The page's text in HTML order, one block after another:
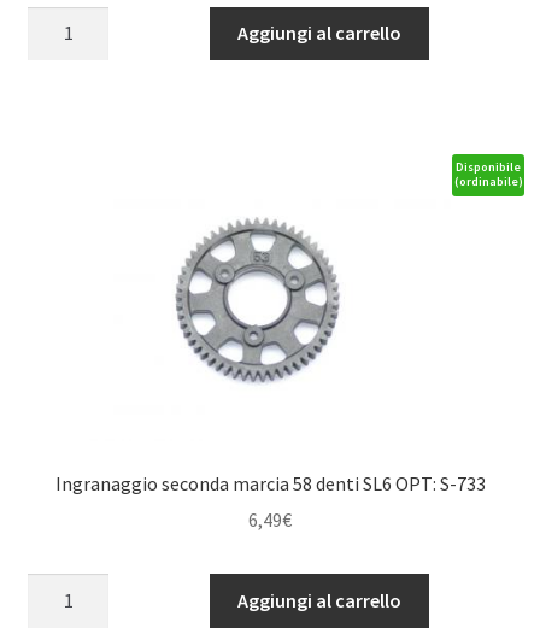
Aggiungi al carrello
Disponibile
(ordinabile)
Ingranaggio seconda marcia 58 denti SL6 OPT: S-733
6,49€
Aggiungi al carrello